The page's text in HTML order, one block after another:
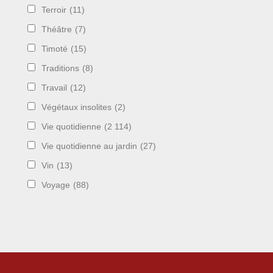
Terroir (11)
Théâtre (7)
Timoté (15)
Traditions (8)
Travail (12)
Végétaux insolites (2)
Vie quotidienne (2 114)
Vie quotidienne au jardin (27)
Vin (13)
Voyage (88)